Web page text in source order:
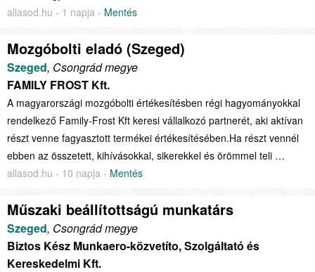
allasod.hu - 1 napja - Mentés
Mozgóbolti eladó (Szeged)
Szeged, Csongrád megye
FAMILY FROST Kft.
A magyarországi mozgóbolti értékesítésben régi hagyományokkal
rendelkező Family-Frost Kft keresi vállalkozó partnerét, aki aktívan
részt venne fagyasztott termékei értékesítésében.Ha részt vennél
ebben az összetett, kihívásokkal, sikerekkel és örömmel teli …
allasod.hu - 10 napja - Mentés
Műszaki beállítottságú munkatárs
Szeged, Csongrád megye
Biztos Kész Munkaero-közvetíto, Szolgáltató és
Kereskedelmi Kft.